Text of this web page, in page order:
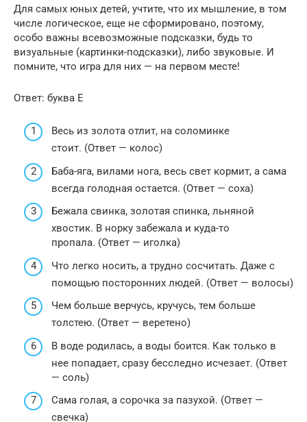
Для самых юных детей, учтите, что их мышление, в том
числе логическое, еще не сформировано, поэтому,
особо важны всевозможные подсказки, будь то
визуальные (картинки-подсказки), либо звуковые. И
помните, что игра для них — на первом месте!
Ответ: буква Е
Весь из золота отлит, на соломинке
стоит. (Ответ — колос)
Баба-яга, вилами нога, весь свет кормит, а сама
всегда голодная остается. (Ответ — соха)
Бежала свинка, золотая спинка, льняной
хвостик. В норку забежала и куда-то
пропала. (Ответ — иголка)
Что легко носить, а трудно сосчитать. Даже с
помощью посторонних людей. (Ответ — волосы)
Чем больше верчусь, кручусь, тем больше
толстею. (Ответ — веретено)
В воде родилась, а воды боится. Как только в
нее попадает, сразу бесследно исчезает. (Ответ
— соль)
Сама голая, а сорочка за пазухой. (Ответ —
свечка)